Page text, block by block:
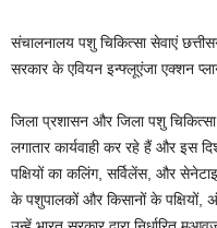
संचालनालय पशु चिकित्सा सेवाएं
सरकार के एवियन इन्फ्लूएंजा एक्शन
जिला प्रशासन और जिला पशु
लगातार कार्यवाही कर रहे हैं और इस
पक्षियों का कलिंग, सर्विलेंस, और
के पशुपालकों और किसानों के पक्षियों,